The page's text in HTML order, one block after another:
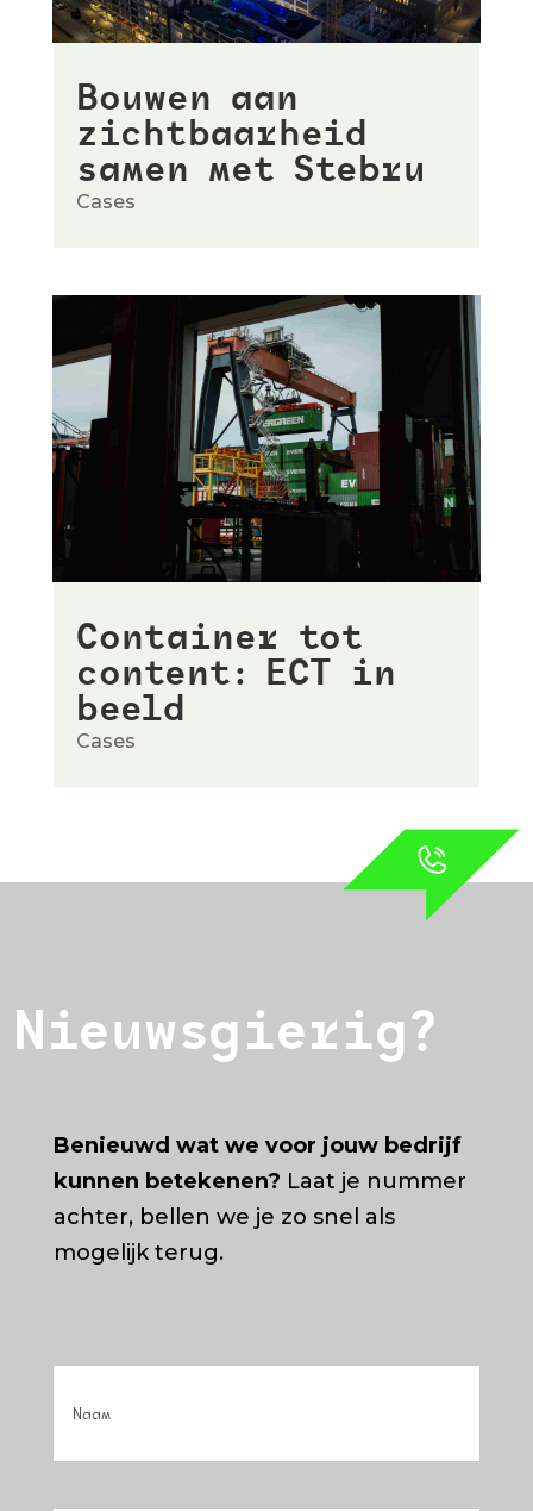
Bouwen aan
zichtbaarheid
samen met Stebru
Cases
Container tot
content: ECT in
beeld
Cases
Nieuwsgierig?
Benieuwd wat we voor jouw bedrijf
kunnen betekenen? Laat je nummer
achter, bellen we je zo snel als
mogelijk terug.